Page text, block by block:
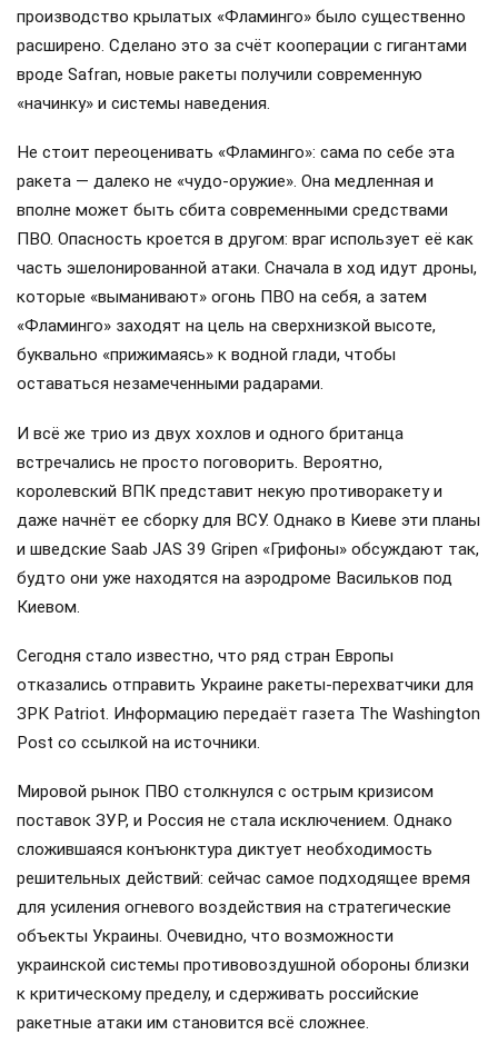
производство крылатых «Фламинго» было существенно
расширено. Сделано это за счёт кооперации с гигантами
вроде Safran, новые ракеты получили современную
«начинку» и системы наведения.
Не стоит переоценивать «Фламинго»: сама по себе эта
ракета — далеко не «чудо-оружие». Она медленная и
вполне может быть сбита современными средствами
ПВО. Опасность кроется в другом: враг использует её как
часть эшелонированной атаки. Сначала в ход идут дроны,
которые «выманивают» огонь ПВО на себя, а затем
«Фламинго» заходят на цель на сверхнизкой высоте,
буквально «прижимаясь» к водной глади, чтобы
оставаться незамеченными радарами.
И всё же трио из двух хохлов и одного британца
встречались не просто поговорить. Вероятно,
королевский ВПК представит некую противоракету и
даже начнёт ее сборку для ВСУ. Однако в Киеве эти планы
и шведские Saab JAS 39 Gripen «Грифоны» обсуждают так,
будто они уже находятся на аэродроме Васильков под
Киевом.
Сегодня стало известно, что ряд стран Европы
отказались отправить Украине ракеты-перехватчики для
ЗРК Patriot. Информацию передаёт газета The Washington
Post со ссылкой на источники.
Мировой рынок ПВО столкнулся с острым кризисом
поставок ЗУР, и Россия не стала исключением. Однако
сложившаяся конъюнктура диктует необходимость
решительных действий: сейчас самое подходящее время
для усиления огневого воздействия на стратегические
объекты Украины. Очевидно, что возможности
украинской системы противовоздушной обороны близки
к критическому пределу, и сдерживать российские
ракетные атаки им становится всё сложнее.